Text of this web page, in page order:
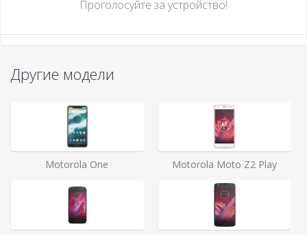
Проголосуйте за устройcтво!
Другие модели
Motorola One Motorola Moto Z2 Play